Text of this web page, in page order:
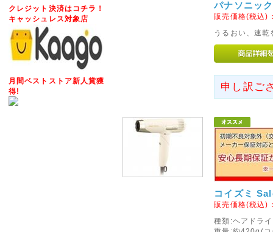
クレジット決済はコチラ！
キャッシュレス対象店
月間ベストストア新人賞獲
得!
それでも届かない場合は、電
◇信越・北陸・四国への送
ヤマト運輸の運賃改定にとも
(新潟県、長野県)・北陸(富山
ぜひ、ご利用くださいませ。
2014年03月21日
◇消費税率変更につきまし
2014年4月1日以降ご注文いた
2014年3月31日までにサイト
消費税率5%の税込価格でご購
パナソニッ
販売価格(税込)
うるおい、速
申し訳ご
コイズミ
販売価格(税込)
種類:ヘアド